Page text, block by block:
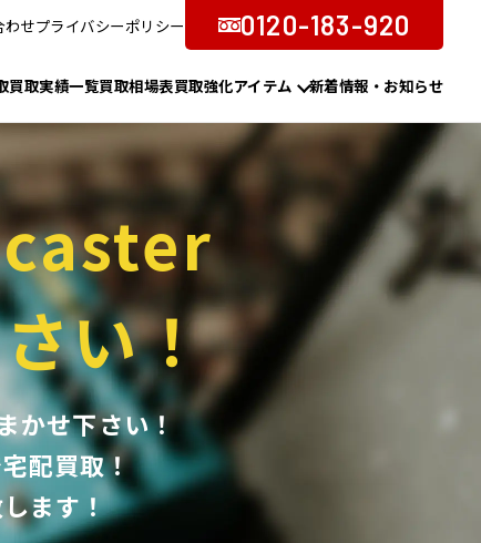
わせプライバシーポリシー 0120-183-920
買取実績一覧買取相場表買取強化アイテム 新着情報・お知らせ
い！
かせ下さい！
配買取！
ます！